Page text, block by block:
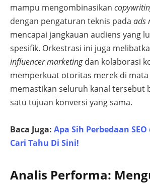
mampu mengombinasikan
dengan pengaturan teknis pada ads
mencapai jangkauan audiens yang
spesifik. Orkestrasi ini juga
influencer marketingdan kolaborasi
memperkuat otoritas merek di mata
memastikan seluruh kanal tersebut
satu tujuan konversi yang sama.
Baca Juga: Apa Sih Perbedaan SEO
Cari Tahu Di Sini!
Analis Performa: